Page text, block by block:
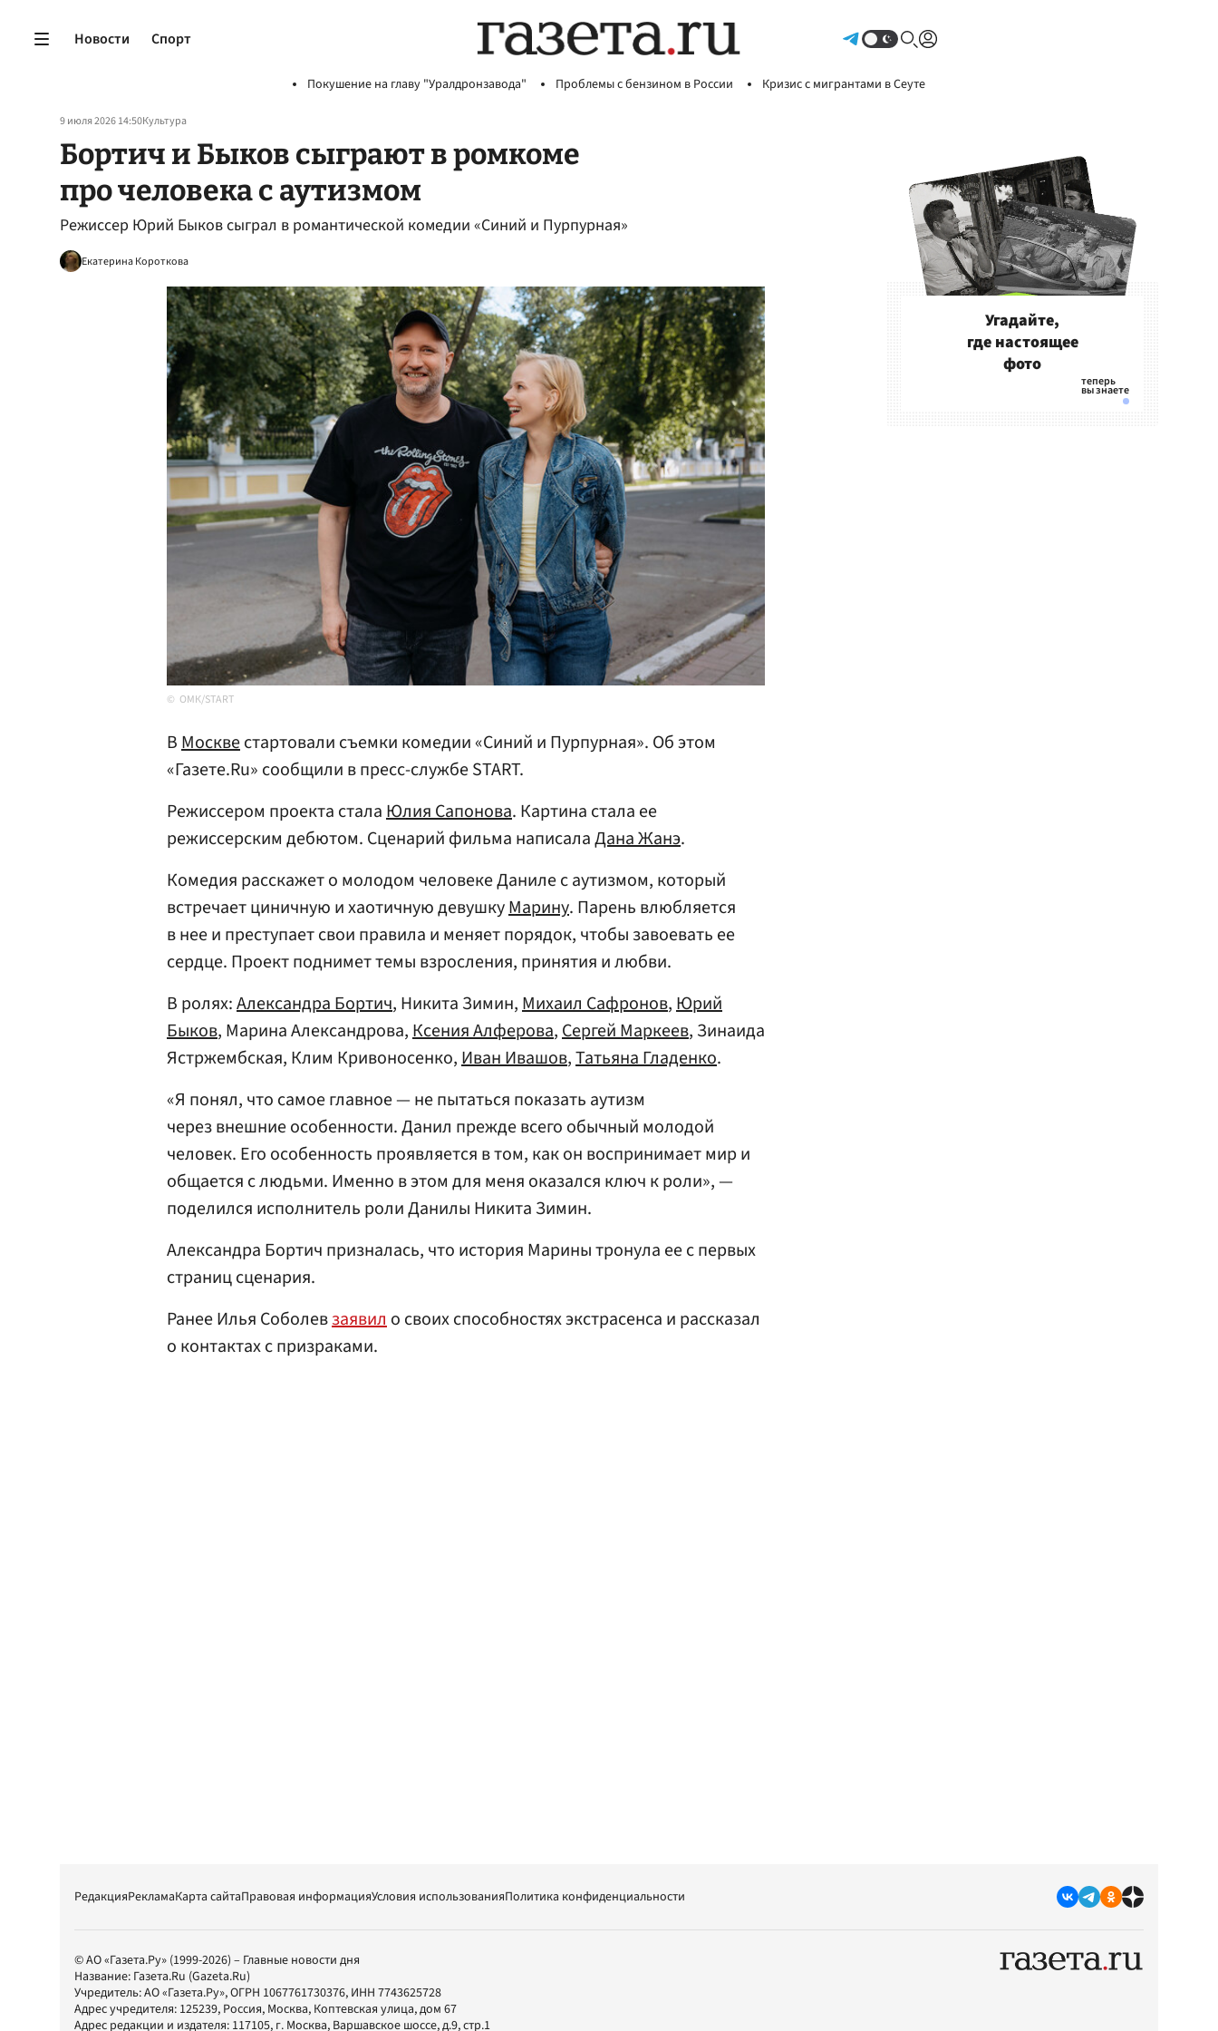
Новости Спорт
Покушение на главу "Уралдронзавода" Проблемы с бензином в России Кризис с мигрантами в Сеуте
9 июля 2026 14:50Культура
Бортич и Быков сыграют в ромкоме
про человека с аутизмом
Режиссер Юрий Быков сыграл в романтической комедии «Синий и Пурпурная»
Екатерина Короткова
ОМК/START
ВМосквестартовали съемки комедии «Синий и Пурпурная». Об этом
«Газете.Ru» сообщили в пресс-службе START.
Режиссером проекта сталаЮлия Сапонова. Картина стала ее
режиссерским дебютом. Сценарий фильма написалаДана Жанэ.
Комедия расскажет о молодом человеке Даниле с аутизмом, который
встречает циничную и хаотичную девушкуМарину. Парень влюбляется
в нее и преступает свои правила и меняет порядок, чтобы завоевать ее
сердце. Проект поднимет темы взросления, принятия и любви.
В ролях:Александра Бортич, Никита Зимин,Михаил Сафронов,Юрий
Быков, Марина Александрова,Ксения Алферова,Сергей Маркеев, Зинаида
Ястржембская, Клим Кривоносенко,Иван Ивашов,Татьяна Гладенко.
«Я понял, что самое главное — не пытаться показать аутизм
через внешние особенности. Данил прежде всего обычный молодой
человек. Его особенность проявляется в том, как он воспринимает мир и
общается с людьми. Именно в этом для меня оказался ключ к роли», —
поделился исполнитель роли Данилы Никита Зимин.
Александра Бортич призналась, что история Марины тронула ее с первых
страниц сценария.
Ранее Илья Соболевзаявило своих способностях экстрасенса и рассказал
о контактах с призраками.
Угадайте,
где настоящее
фото
РедакцияРекламаКарта сайтаПравовая информацияУсловия использованияПолитика конфиденциальности
© АО «Газета.Ру» (1999-2026) – Главные новости дня
Название: Газета.Ru (Gazeta.Ru)
Учредитель:АО «Газета.Ру», ОГРН 1067761730376, ИНН 7743625728
Адрес учредителя: 125239, Россия, Москва, Коптевская улица, дом 67
Адрес редакции и издателя: 117105, г. Москва, Варшавское шоссе, д.9, стр.1